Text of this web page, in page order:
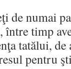
de numai
între timp
tatălui,
pentru